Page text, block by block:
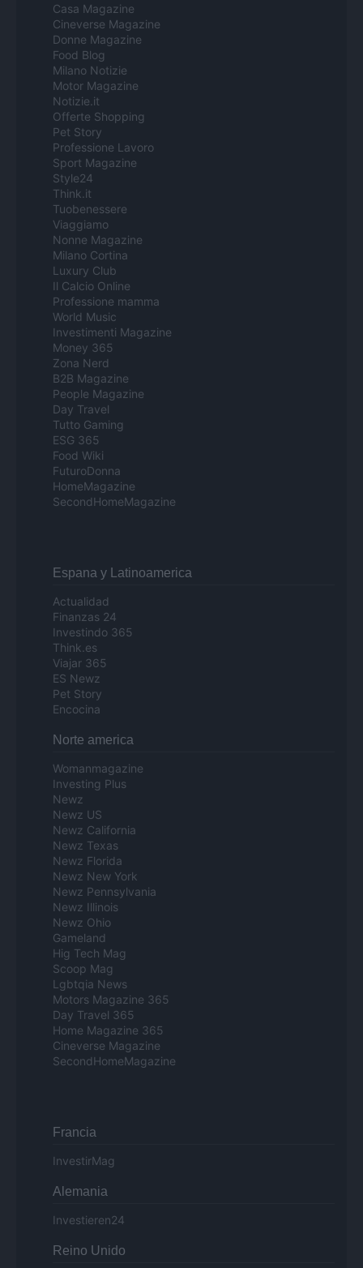
Casa Magazine
Cineverse Magazine
Donne Magazine
Food Blog
Milano Notizie
Motor Magazine
Notizie.it
Offerte Shopping
Pet Story
Professione Lavoro
Sport Magazine
Style24
Think.it
Tuobenessere
Viaggiamo
Nonne Magazine
Milano Cortina
Luxury Club
Il Calcio Online
Professione mamma
World Music
Investimenti Magazine
Money 365
Zona Nerd
B2B Magazine
People Magazine
Day Travel
Tutto Gaming
ESG 365
Food Wiki
FuturoDonna
HomeMagazine
SecondHomeMagazine
Espana y Latinoamerica
Actualidad
Finanzas 24
Investindo 365
Think.es
Viajar 365
ES Newz
Pet Story
Encocina
Norte america
Womanmagazine
Investing Plus
Newz
Newz US
Newz California
Newz Texas
Newz Florida
Newz New York
Newz Pennsylvania
Newz Illinois
Newz Ohio
Gameland
Hig Tech Mag
Scoop Mag
Lgbtqia News
Motors Magazine 365
Day Travel 365
Home Magazine 365
Cineverse Magazine
SecondHomeMagazine
Francia
InvestirMag
Alemania
Investieren24
Reino Unido